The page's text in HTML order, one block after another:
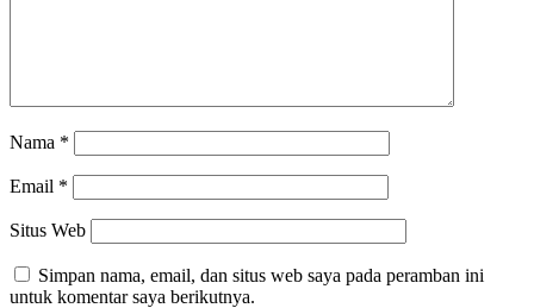
Nama *
Email *
Situs Web
Simpan nama, email, dan situs web saya pada peramban ini
untuk komentar saya berikutnya.